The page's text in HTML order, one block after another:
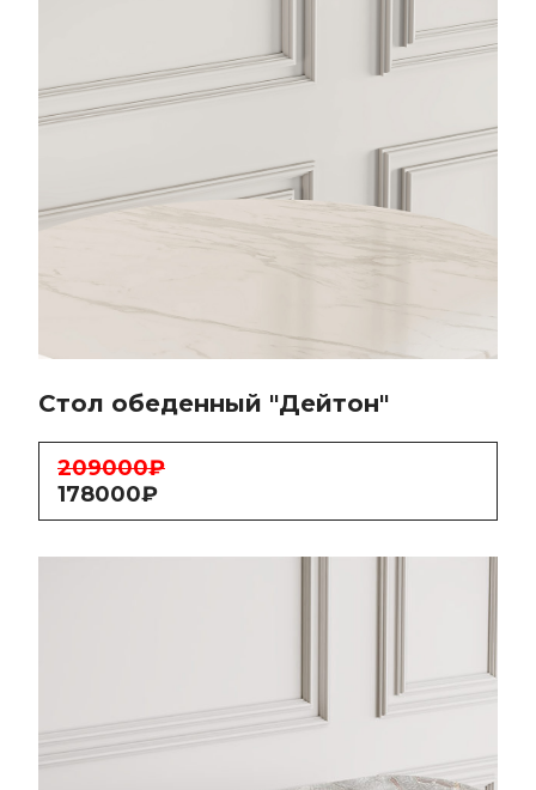
Стол обеденный "Дейтон"
209000₽
178000₽